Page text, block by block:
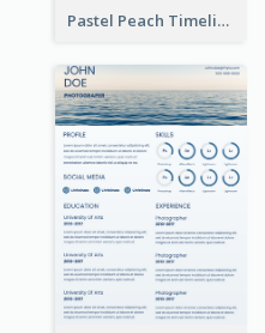
Pastel Peach Timeline Resume